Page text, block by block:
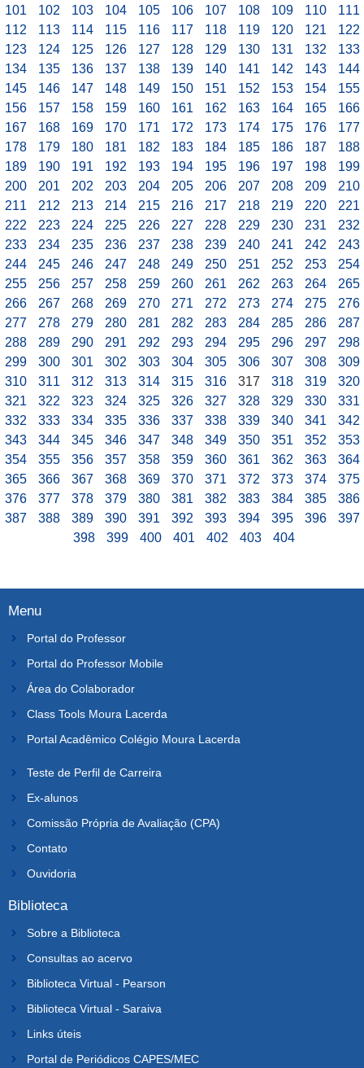
101
102 103 104 105 106 107 108 109 110
111
112
113 114 115 116 117 118 119 120 121
122
123
124 125 126 127 128 129 130 131 132
133
134
135 136 137 138 139 140 141 142 143
144
145
146 147 148 149 150 151 152 153 154
155
156
157 158 159 160 161 162 163 164 165
166
167
168 169 170 171 172 173 174 175 176
177
178
179 180 181 182 183 184 185 186 187
188
189
190 191 192 193 194 195 196 197 198
199
200
201 202 203 204 205 206 207 208 209
210
211
212 213 214 215 216 217 218 219 220
221
222
223 224 225 226 227 228 229 230 231
232
233
234 235 236 237 238 239 240 241 242
243
244
245 246 247 248 249 250 251 252 253
254
255
256 257 258 259 260 261 262 263 264
265
266
267 268 269 270 271 272 273 274 275
276
277
278 279 280 281 282 283 284 285 286
287
288
289 290 291 292 293 294 295 296 297
298
299
300 301 302 303 304 305 306 307 308
309
310
311 312 313 314 315 316 317 318 319
320
321
322 323 324 325 326 327 328 329 330
331
332
333 334 335 336 337 338 339 340 341
342
343
344 345 346 347 348 349 350 351 352
353
354
355 356 357 358 359 360 361 362 363
364
365
366 367 368 369 370 371 372 373 374
375
376
377 378 379 380 381 382 383 384 385
386
387
388 389 390 391 392 393 394 395 396
397
398
399 400 401 402 403 404
Menu
Portal do Professor
Portal do Professor Mobile
Área do Colaborador
Class Tools Moura Lacerda
Portal Acadêmico Colégio Moura Lacerda
Teste de Perfil de Carreira
Ex-alunos
Comissão Própria de Avaliação (CPA)
Contato
Ouvidoria
Biblioteca
Sobre a Biblioteca
Consultas ao acervo
Biblioteca Virtual - Pearson
Biblioteca Virtual - Saraiva
Links úteis
Portal de Periódicos CAPES/MEC